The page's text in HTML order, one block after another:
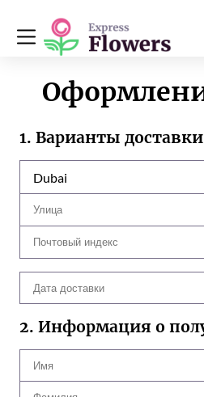
1. Варианты доставки
Dubai
2. Информация о